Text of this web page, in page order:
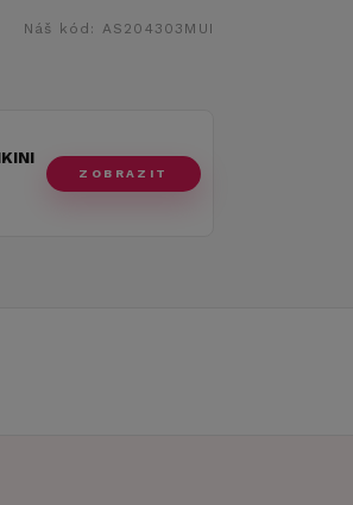
Náš kód: AS204303MUI
ZOBRAZIT